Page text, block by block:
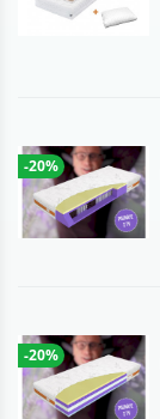
-20%
-20%